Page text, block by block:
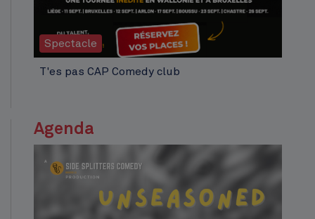
Spectacle
T'es pas CAP Comedy club
Agenda